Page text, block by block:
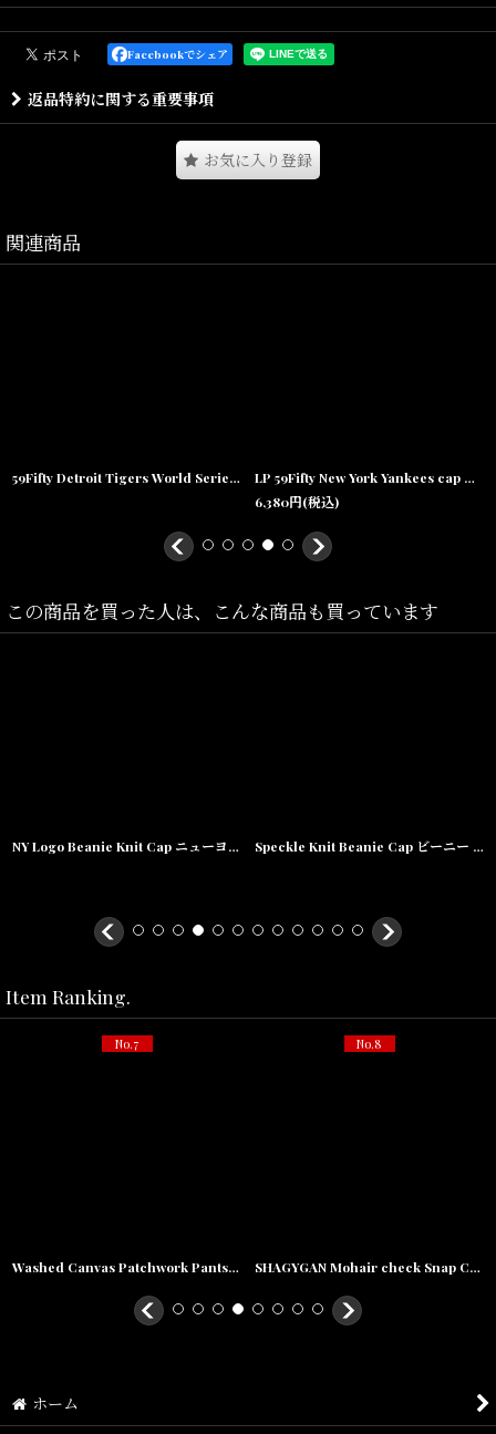
国内外で活躍するグラフィックデザイナー、アーティストである
SHINKNOWNSUKEをフィーチャーしたコレクション。
FAT CUT PRESSをフィーチャー。
イニシャルであるFCPをジャカード編みで表現しました。
アクリル
Facebookでシェア
返品特約に関する重要事項
お気に入り登録
関連商品
59Fifty Detroit Tigers World Series 84 Cap デトロイト タイガース ワールド シリーズ キャップ 帽子 MLB 公式 Official
LP 59Fifty New York Yankees cap MLB ニューヨーク・ヤンキース ゲーム オンフィールド Classic クラシック MLB 公式 Official
6,380円(税込)
この商品を買った人は、こんな商品も買っています
NY Logo Beanie Knit Cap ニューヨーク ビーニー ニット キャップ 帽子 Speckle Knit Beanie Cap ビーニー ニット キャップ 帽子
Item Ranking.
No.7
Washed Canvas Patchwork Pants Navy ウォッシュ キャンバス パッチワーク パンツ
No.8
SHAGYGAN Mohair check Snap Cardigan モヘア チェック スナップ カーディガン
ホーム